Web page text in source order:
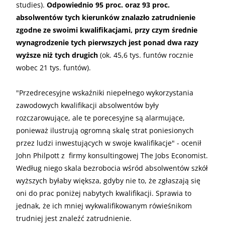
studies). Odpowiednio 95 proc. oraz 93 proc.
absolwentów tych kierunków znalazło zatrudnienie
zgodne ze swoimi kwalifikacjami, przy czym średnie
wynagrodzenie tych pierwszych jest ponad dwa razy
wyższe niż tych drugich (ok. 45,6 tys. funtów rocznie
wobec 21 tys. funtów).
"Przedrecesyjne wskaźniki niepełnego wykorzystania
zawodowych kwalifikacji absolwentów były
rozczarowujące, ale te porecesyjne są alarmujące,
ponieważ ilustrują ogromną skalę strat poniesionych
przez ludzi inwestujących w swoje kwalifikacje" - ocenił
John Philpott z firmy konsultingowej The Jobs Economist.
Według niego skala bezrobocia wśród absolwentów szkół
wyższych byłaby większa, gdyby nie to, że zgłaszają się
oni do prac poniżej nabytych kwalifikacji. Sprawia to
jednak, że ich mniej wykwalifikowanym rówieśnikom
trudniej jest znaleźć zatrudnienie.